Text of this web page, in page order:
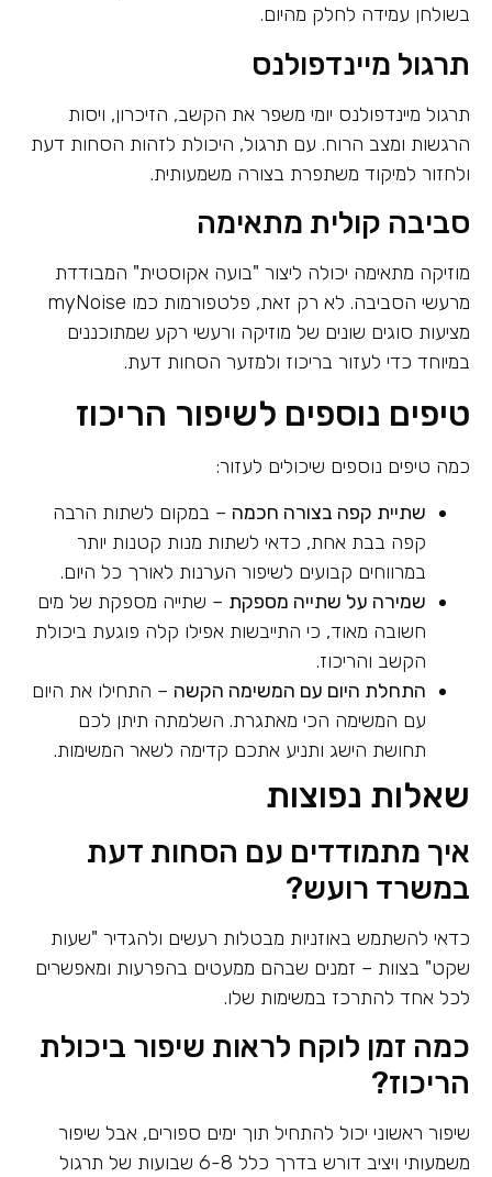
בשולחן עמידה לחלק מהיום.
תרגול מיינדפולנס
תרגול מיינדפולנס יומי משפר את הקשב, הזיכרון, ויסות
הרגשות ומצב הרוח. עם תרגול, היכולת לזהות הסחות דעת
ולחזור למיקוד משתפרת בצורה משמעותית.
סביבה קולית מתאימה
מוזיקה מתאימה יכולה ליצור "בועה אקוסטית" המבודדת
מרעשי הסביבה. לא רק זאת, פלטפורמות כמו myNoise
מציעות סוגים שונים של מוזיקה ורעשי רקע שמתוכננים
במיוחד כדי לעזור בריכוז ולמזער הסחות דעת.
טיפים נוספים לשיפור הריכוז
כמה טיפים נוספים שיכולים לעזור:
שתיית קפה בצורה חכמה – במקום לשתות הרבה
קפה בבת אחת, כדאי לשתות מנות קטנות יותר
במרווחים קבועים לשיפור הערנות לאורך כל היום.
שמירה על שתייה מספקת – שתייה מספקת של מים
חשובה מאוד, כי התייבשות אפילו קלה פוגעת ביכולת
הקשב והריכוז.
התחלת היום עם המשימה הקשה – התחילו את היום
עם המשימה הכי מאתגרת. השלמתה תיתן לכם
תחושת הישג ותניע אתכם קדימה לשאר המשימות.
שאלות נפוצות
איך מתמודדים עם הסחות דעת
במשרד רועש?
כדאי להשתמש באוזניות מבטלות רעשים ולהגדיר "שעות
שקט" בצוות – זמנים שבהם ממעטים בהפרעות ומאפשרים
לכל אחד להתרכז במשימות שלו.
כמה זמן לוקח לראות שיפור ביכולת
הריכוז?
שיפור ראשוני יכול להתחיל תוך ימים ספורים, אבל שיפור
משמעותי ויציב דורש בדרך כלל 6-8 שבועות של תרגול